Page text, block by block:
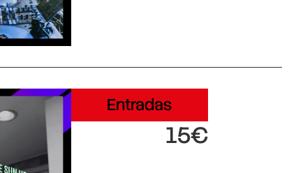
Entradas
15€